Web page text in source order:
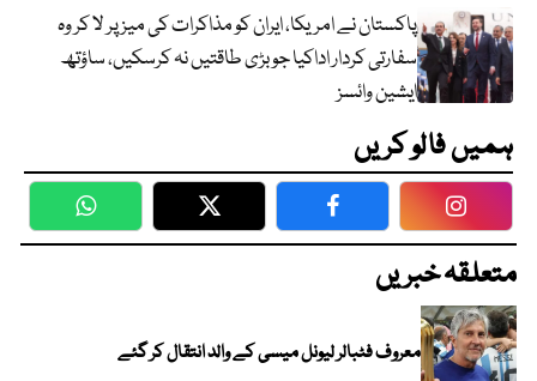
پاکستان نے امریکا، ایران کو مذاکرات کی میز پر لا کر وہ
سفارتی کردار اداکیا جو بڑی طاقتیں نہ کرسکیں، ساؤتھ
ایشین وائسز
ہمیں فالو کریں
WhatsApp Twitter Facebook
متعلقہ خبریں
معروف فٹبالر لیونل میسی کے والد انتقال کر گئے